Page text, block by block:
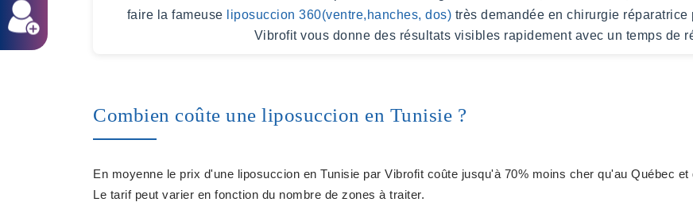
faire la fameuse
liposuccion 360(ventre,hanches, dos) très demandée en chirurgie
Vibrofit vous donne des résultats visibles rapidement avec un temps de
Combien coûte une liposuccion en Tunisie ?
En moyenne le prix d'une liposuccion en Tunisie par Vibrofit coûte jusqu'à 70% moins cher qu'au Québec et
Le tarif peut varier en fonction du nombre de zones à traiter.